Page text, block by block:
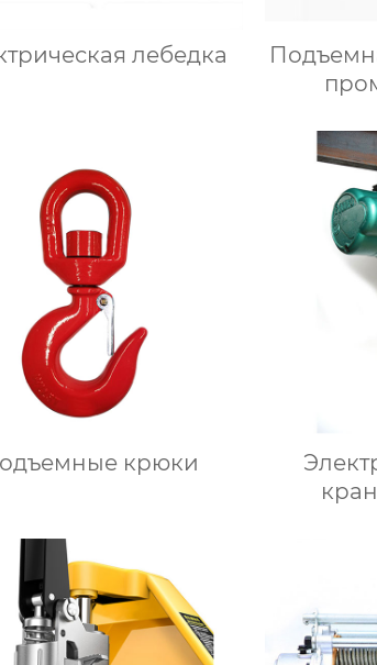
лебедка
крюки